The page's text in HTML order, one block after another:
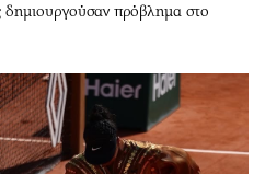
δημιουργούσαν πρόβλημα στο